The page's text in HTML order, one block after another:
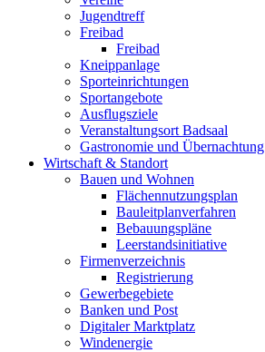
Jugendtreff
Freibad
Freibad
Kneippanlage
Sporteinrichtungen
Sportangebote
Ausflugsziele
Veranstaltungsort Badsaal
Gastronomie und Übernachtung
Wirtschaft & Standort
Bauen und Wohnen
Flächennutzungsplan
Bauleitplanverfahren
Bebauungspläne
Leerstandsinitiative
Firmenverzeichnis
Registrierung
Gewerbegebiete
Banken und Post
Digitaler Marktplatz
Windenergie